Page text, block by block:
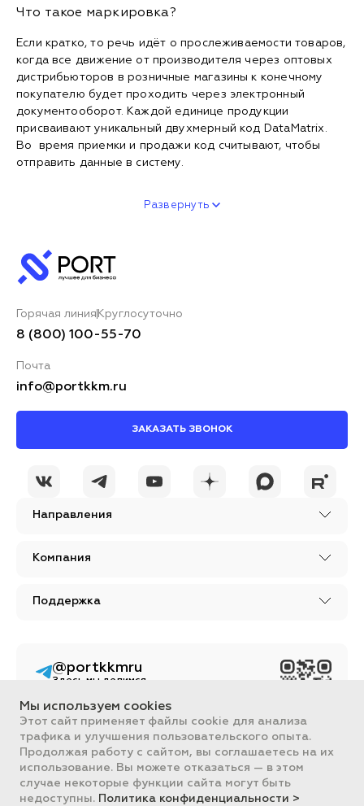
Что такое маркировка?
Если кратко, то речь идёт о прослеживаемости товаров,
когда все движение от производителя через оптовых
дистрибьюторов в розничные магазины к конечному
покупателю будет проходить через электронный
документооборот. Каждой единице продукции
присваивают уникальный двухмерный код DataMatrix.
Во время приемки и продажи код считывают, чтобы
отправить данные в систему.
Развернуть
Направления
Компания
Поддержка
Горячая линия Круглосуточно
8 (800) 100-55-70
Почта
info@portkkm.ru
ЗАКАЗАТЬ ЗВОНОК
Вся информация, размещенная на сайте, носит ознакомительный
характер и не является публичной офертой, определяемой
положениями Статьи 437 ГК РФ.
Все цены на сайте указаны с НДС. ООО "ПОРТ" ИНН 2461018892,
ОГРН 1022401953496
@portkkmru
Здесь мы делимся
и познавательным
контентом из мира
бизнеса
Мы используем cookies
Этот сайт применяет файлы cookie для анализа
трафика и улучшения пользовательского опыта.
Продолжая работу с сайтом, вы соглашаетесь на их
использование. Вы можете отказаться — в этом
случае некоторые функции сайта могут быть
недоступны. Политика конфиденциальности >